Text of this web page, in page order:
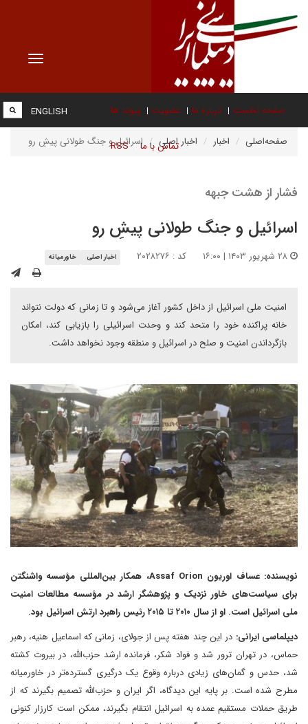
Toggle
صفحه نخست درباره ما عضویت پیوند ها
تماس با ما RSS
ENGLISH
صفحه‌اصلی اخبار اخبار اصلی اسرائیل و جنگ طولانی پیشِ رو
فشار از هشت جبهه
اسرائیل و جنگ طولانی پیشِ رو
کد : ۲۰۲۸۲۷۶ اخبار اصلی خاورمیانه
امنیت ملی اسرائیل از داخل کشور آغاز می‌شود و تا زمانی که دولت نتواند
خانه پراکنده خود را متحد کند و وحدت اسرائیلی را بازیابی کند، امکان
بازگرداندن امنیت و صلح در اسرائیل و منطقه وجود نخواهد داشت.
نویسنده: عساف اوریون Assaf Orion، همکار بین‌المللی مؤسسه واشنگتن
برای سیاست‌های خاور نزدیک و پژوهشگر ارشد در مؤسسه مطالعات امنیت
ملی اسرائیل است. او از سال ۲۰۱۰ تا ۲۰۱۵ رئیس راهبرد ارتش اسرائیل بود.
دیپلماسی ایرانی: در این چند هفته پس از جولای، زمانی که اسماعیل هنیه، رهبر
حماس، در تهران ترور شد و فواد شکر، فرمانده ارشد حزب‌الله، در بیروت کشته
شد، حدس و گمان‌های زیادی درباره وقوع یک درگیری گسترده‌تر در خاورمیانه
مطرح شده است. بر پایه این دیدگاه، اگر ایران و حزب‌الله تصمیم بگیرند که از
طریق حملات مستقیم عمده به اسرائیل انتقام بگیرند، ممکن است کارزار کنونی